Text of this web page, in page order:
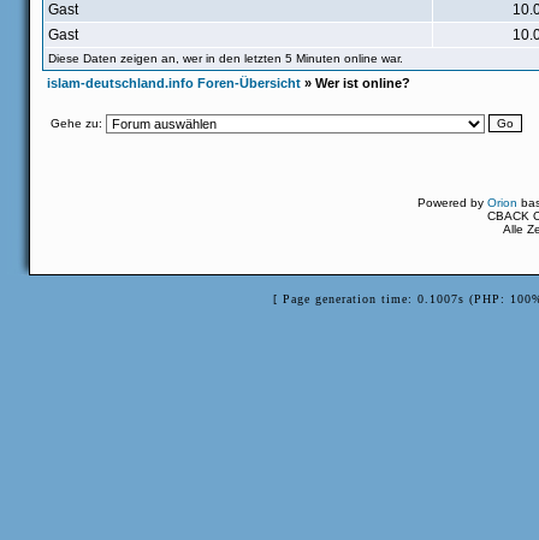
Gast
Gast
Diese Daten zeigen an, wer in den letzten 5 Minuten online war.
islam-deutschland.info Foren-Übersicht » Wer ist online?
Gehe zu:
Powered byOrion
CBACK
Alle
[ Page generation time: 0.1007s (PHP: